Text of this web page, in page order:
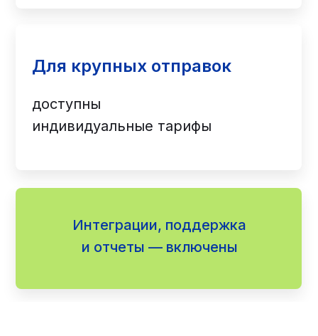
Интеграции, поддержка
и отчеты — включены
доступны
индивидуальные тарифы
Для крупных отправок